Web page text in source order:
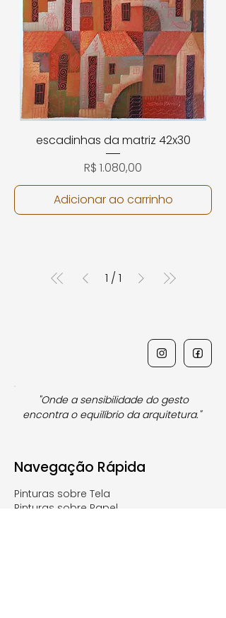
escadinhas da matriz 42x30
Preço
R$ 1.080,00
Adicionar ao carrinho
1 / 1
"Onde a sensibilidade do gesto
encontra o equilíbrio da arquitetura."
Navegação Rápida
Pinturas sobre Tela
Pinturas sobre Papel